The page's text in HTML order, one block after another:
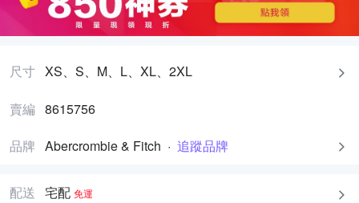
尺寸 XS、S、M、L、XL、2XL
賣編 8615756
品牌 Abercrombie & Fitch · 追蹤品牌
配送 宅配 免運